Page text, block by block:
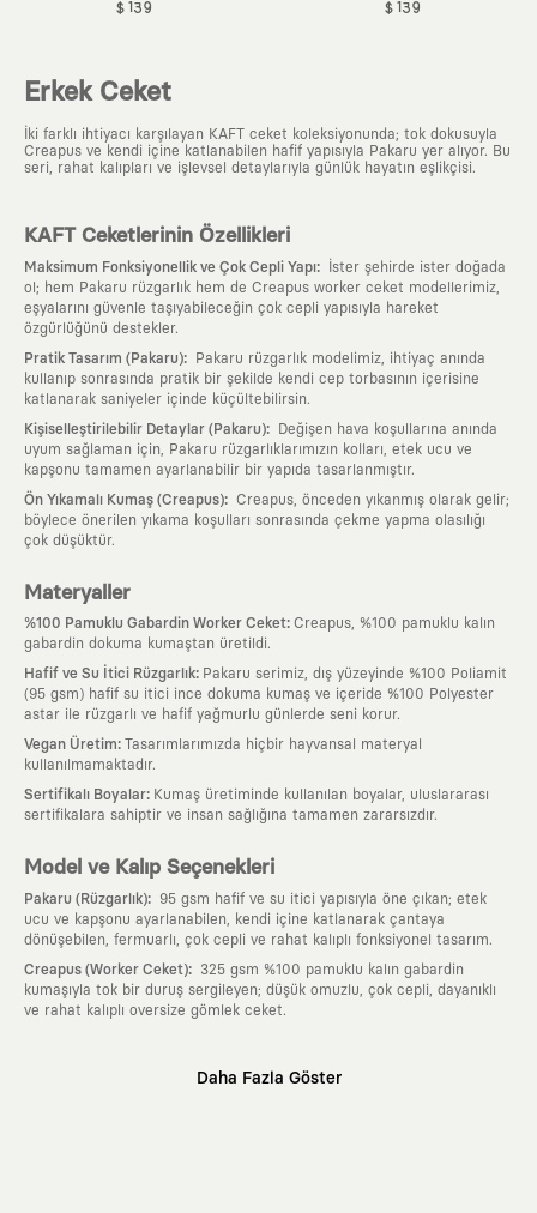
$ 139 $ 139
Erkek Ceket
İki farklı ihtiyacı karşılayan KAFT ceket koleksiyonunda; tok dokusuyla
Creapus ve kendi içine katlanabilen hafif yapısıyla Pakaru yer alıyor. Bu
seri, rahat kalıpları ve işlevsel detaylarıyla günlük hayatın eşlikçisi.
KAFT Ceketlerinin Özellikleri
Maksimum Fonksiyonellik ve Çok Cepli Yapı:
İster şehirde ister doğada
ol; hem Pakaru rüzgarlık hem de Creapus worker ceket modellerimiz,
eşyalarını güvenle taşıyabileceğin çok cepli yapısıyla hareket
özgürlüğünü destekler.
Pratik Tasarım (Pakaru):
Pakaru rüzgarlık modelimiz, ihtiyaç anında
kullanıp sonrasında pratik bir şekilde kendi cep torbasının içerisine
katlanarak saniyeler içinde küçültebilirsin.
Kişiselleştirilebilir Detaylar (Pakaru):
Değişen hava koşullarına anında
uyum sağlaman için, Pakaru rüzgarlıklarımızın kolları, etek ucu ve
kapşonu tamamen ayarlanabilir bir yapıda tasarlanmıştır.
Ön Yıkamalı Kumaş (Creapus): Creapus, önceden yıkanmış olarak gelir;
böylece önerilen yıkama koşulları sonrasında çekme yapma olasılığı
çok düşüktür.
Materyaller
%100 Pamuklu Gabardin Worker Ceket: Creapus, %100 pamuklu kalın
gabardin dokuma kumaştan üretildi.
Hafif ve Su İtici Rüzgarlık: Pakaru serimiz, dış yüzeyinde %100 Poliamit
(95 gsm) hafif su itici ince dokuma kumaş ve içeride %100 Polyester
astar ile rüzgarlı ve hafif yağmurlu günlerde seni korur.
Vegan Üretim: Tasarımlarımızda hiçbir hayvansal materyal
kullanılmamaktadır.
Sertifikalı Boyalar: Kumaş üretiminde kullanılan boyalar, uluslararası
sertifikalara sahiptir ve insan sağlığına tamamen zararsızdır.
Model ve Kalıp Seçenekleri
Pakaru (Rüzgarlık):
95 gsm hafif ve su itici yapısıyla öne çıkan; etek
ucu ve kapşonu ayarlanabilen, kendi içine katlanarak çantaya
dönüşebilen, fermuarlı, çok cepli ve rahat kalıplı fonksiyonel tasarım.
Creapus (Worker Ceket):
325 gsm %100 pamuklu kalın gabardin
kumaşıyla tok bir duruş sergileyen; düşük omuzlu, çok cepli, dayanıklı
ve rahat kalıplı oversize gömlek ceket.
Daha Fazla Göster